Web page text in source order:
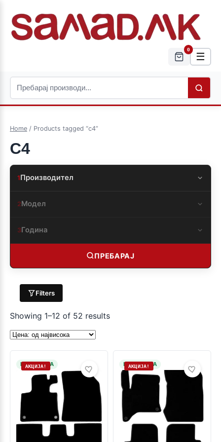
0
☰
Home / Products tagged “c4”
C4
1Производител
2Модел
3Година
ПРЕБАРАЈ
Filters
Showing 1–12 of 52 results
НА ЗАЛИХА
АКЦИЈА! НА ЗАЛИХА
АКЦИЈА!